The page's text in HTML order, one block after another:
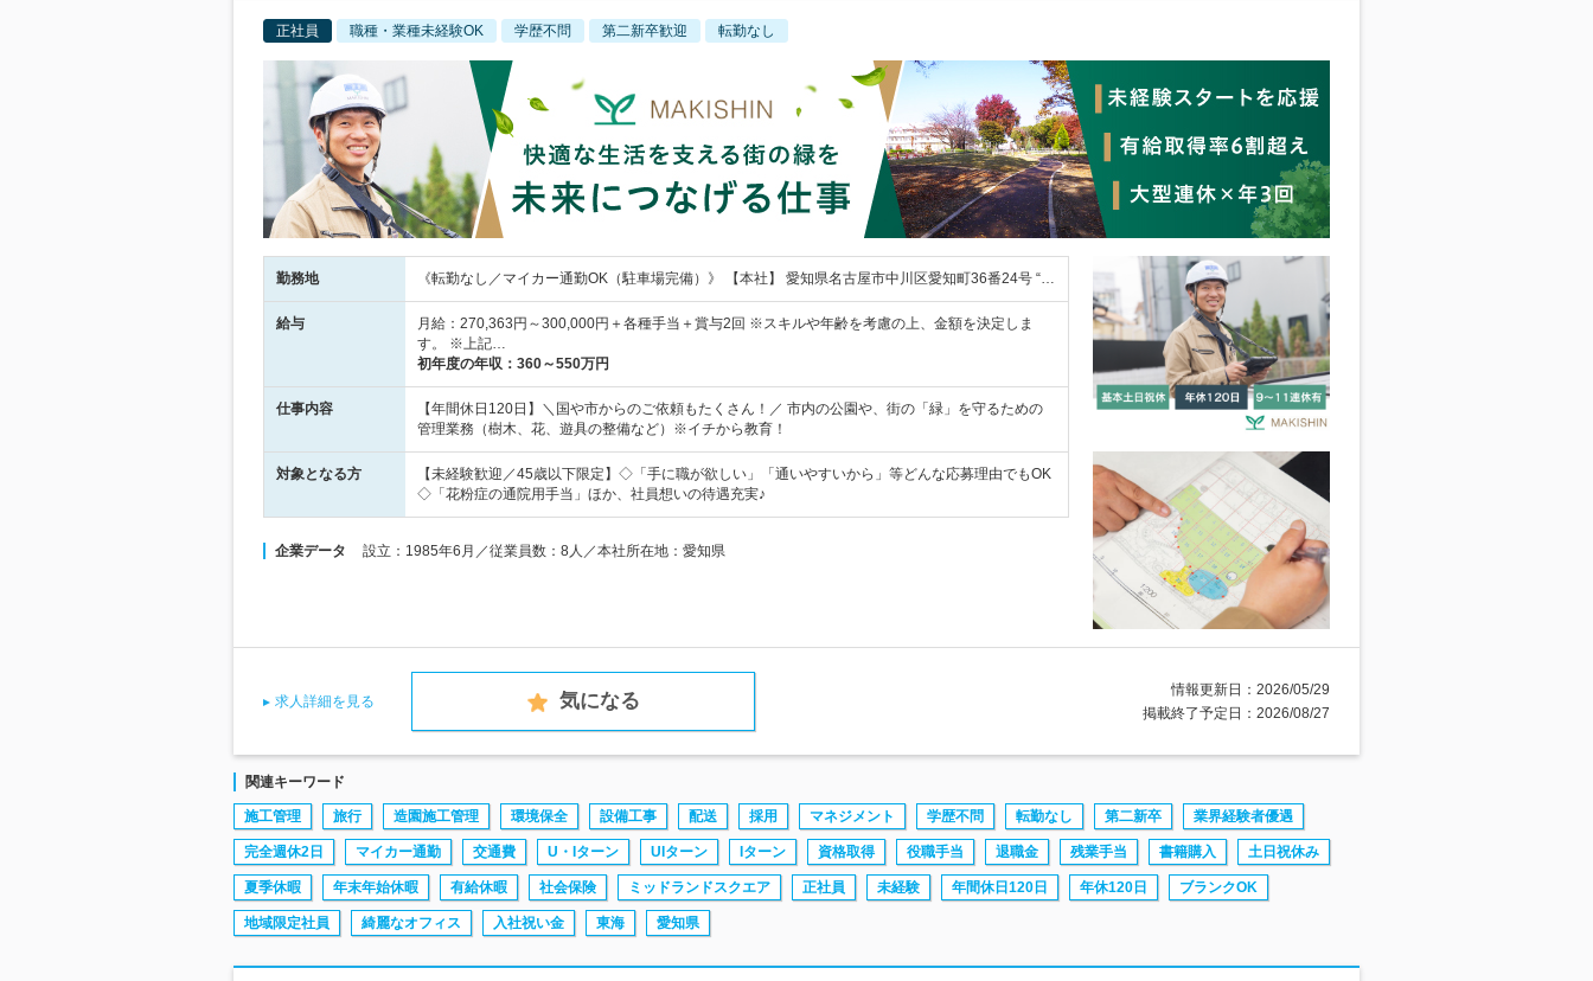
正社員 職種・業種未経験OK 学歴不問 第二新卒歓迎 転勤なし
勤務地 《転勤なし／マイカー通勤OK（駐車場完備）》 【本社】 愛知県名古屋市中川区愛知町36番24号 “…
給与
月給：270,363円～300,000円＋各種手当＋賞与2回 ※スキルや年齢を考慮の上、金額を決定しま
す。 ※上記…
初年度の年収： 360～550万円
仕事内容
【年間休日120日】＼国や市からのご依頼もたくさん！／ 市内の公園や、街の「緑」を守るための
管理業務（樹木、花、遊具の整備など）※イチから教育！
対象となる方
【未経験歓迎／45歳以下限定】◇「手に職が欲しい」「通いやすいから」等どんな応募理由でもOK
◇「花粉症の通院用手当」ほか、社員想いの待遇充実♪
企業データ 設立：1985年6月／従業員数：8人／本社所在地：愛知県
求人詳細を見る 気になる
情報更新日：2026/05/29
掲載終了予定日：2026/08/27
関連キーワード
施工管理 旅行 造園施工管理 環境保全 設備工事 配送 採用 マネジメント 学歴不問 転勤なし 第二新卒 業界経験者優遇
完全週休2日 マイカー通勤 交通費 U・Iターン UIターン Iターン 資格取得 役職手当 退職金 残業手当 書籍購入 土日祝休み
夏季休暇 年末年始休暇 有給休暇 社会保険 ミッドランドスクエア 正社員 未経験 年間休日120日 年休120日 ブランクOK
地域限定社員 綺麗なオフィス 入社祝い金 東海 愛知県